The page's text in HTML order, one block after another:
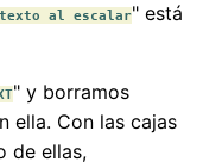
al escalar" está
" y borramos
ella. Con las cajas
de ellas,